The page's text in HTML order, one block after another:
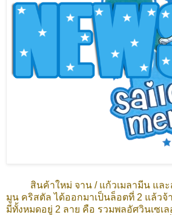
สินค้าใหม่ จาน / แก้วเมลามีน และ
มูน คริสตัล ได้ออกมาเป็นล็อตที่ 2 แล้ว
มีทั้งหมดอยู่ 2 ลาย คือ รวมพลอัศวินเซเล